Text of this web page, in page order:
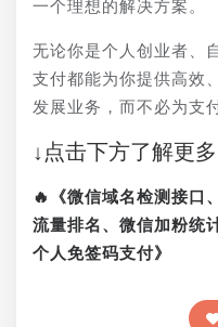
一个理想的解决方案。
无论你是个人创业者、
支付都能为你提供高效
发展业务，而不必为支
↓点击下方了解更多
🔥《微信域名检测接口
流量排名、微信加粉统
个人免签码支付》